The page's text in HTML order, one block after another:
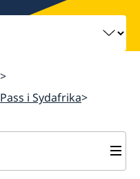
Pass i Sydafrika